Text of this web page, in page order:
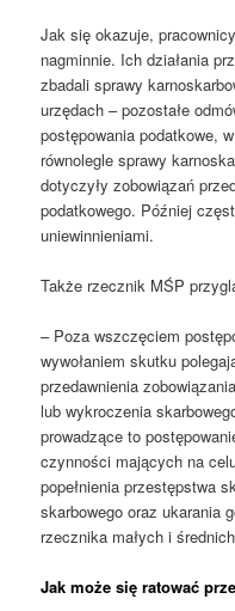
Jak się okazuje,
nagminnie. Ich działania
zbadali sprawy
urzędach – pozostałe
postępowania podatkowe,
równolegle sprawy
dotyczyły zobowiązań
podatkowego. Później
uniewinnieniami.
Także rzecznik MŚP
– Poza wszczęciem
wywołaniem skutku
przedawnienia
lub wykroczenia
prowadzące to
czynności mających na
popełnienia przestępstwa
skarbowego oraz ukarania
rzecznika małych i
Jak może się ratować